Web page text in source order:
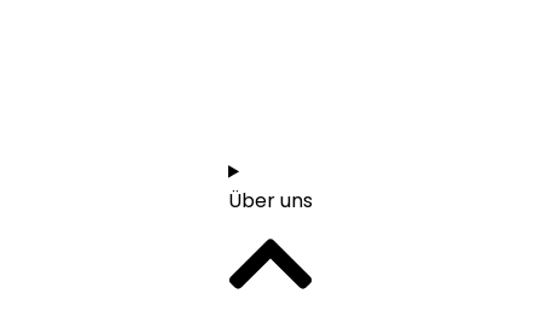
Über uns